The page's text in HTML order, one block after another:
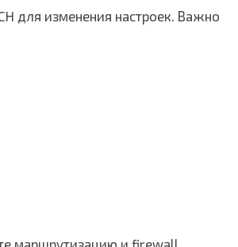
для изменения настроек. Важно
маршрутизацию и firewall.